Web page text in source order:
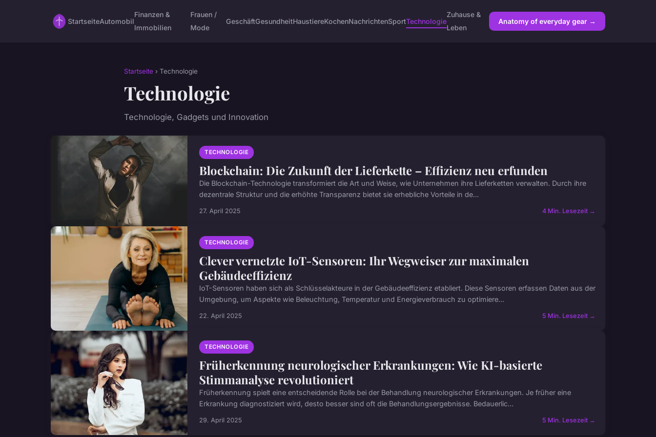
StartseiteAutomobil
Finanzen &
Immobilien
Frauen /
Mode
GeschäftGesundheitHaustiereKochenNachrichtenSportTechnologie
Zuhause &
Leben
Anatomy of everyday gear →
Startseite › Technologie
Technologie
Technologie, Gadgets und Innovation
TECHNOLOGIE
Blockchain: Die Zukunft der Lieferkette – Effizienz neu erfunden
Die Blockchain-Technologie transformiert die Art und Weise, wie Unternehmen ihre Lieferketten verwalten. Durch ihre
dezentrale Struktur und die erhöhte Transparenz bietet sie erhebliche Vorteile in de...
27. April 2025 4 Min. Lesezeit →
TECHNOLOGIE
Clever vernetzte IoT-Sensoren: Ihr Wegweiser zur maximalen
Gebäudeeffizienz
IoT-Sensoren haben sich als Schlüsselakteure in der Gebäudeeffizienz etabliert. Diese Sensoren erfassen Daten aus der
Umgebung, um Aspekte wie Beleuchtung, Temperatur und Energieverbrauch zu optimiere...
22. April 2025 5 Min. Lesezeit →
TECHNOLOGIE
Früherkennung neurologischer Erkrankungen: Wie KI-basierte
Stimmanalyse revolutioniert
Früherkennung spielt eine entscheidende Rolle bei der Behandlung neurologischer Erkrankungen. Je früher eine
Erkrankung diagnostiziert wird, desto besser sind oft die Behandlungsergebnisse. Bedauerlic...
29. April 2025 5 Min. Lesezeit →